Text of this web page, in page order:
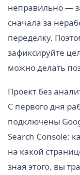
неправильно —
сначала за
переделку.
зафиксируйте
можно делать
Проект без
С первого дня
подключены
Search Console:
на какой
зная этого, вы